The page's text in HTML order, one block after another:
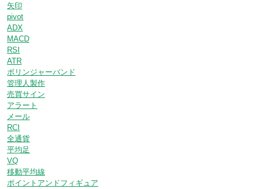
矢印
pivot
ADX
MACD
RSI
ATR
ボリンジャーバンド
管理人製作
売買サイン
アラート
メール
RCI
全通貨
平均足
VQ
移動平均線
ポイントアンドフィギュア